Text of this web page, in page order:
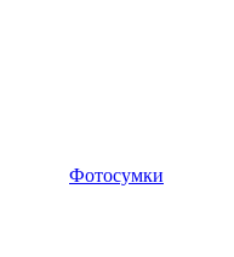
Фотосумки